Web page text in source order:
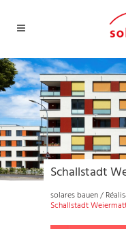
Schallstadt
solares bauen/
Schallstadt